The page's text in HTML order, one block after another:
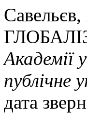
Академії
публічне
дата